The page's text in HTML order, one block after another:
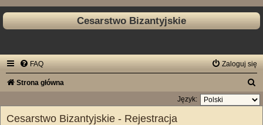
Cesarstwo Bizantyjskie
FAQ Zaloguj się
Strona główna
z
Język:
Cesarstwo Bizantyjskie - Rejestracja